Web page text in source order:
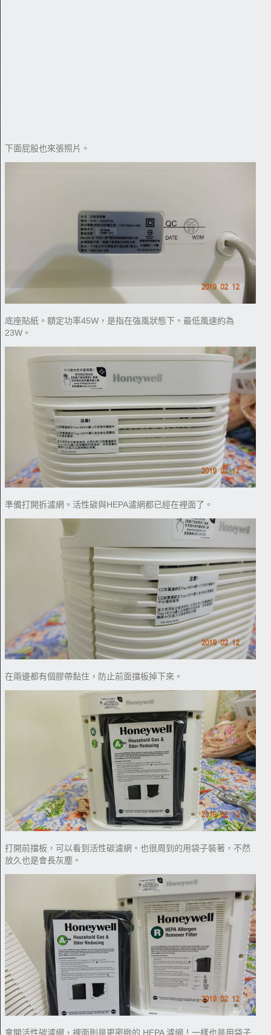
下面屁股也來張照片。
底座貼紙。額定功率45W，是指在強風狀態下。最低風速約為
23W。
準備打開拆濾網。活性碳與HEPA濾網都已經在裡面了。
在兩邊都有個膠帶黏住，防止前面擋板掉下來。
打開前擋板，可以看到活性碳濾網。也很周到的用袋子裝著，不然
放久也是會長灰塵。
拿開活性碳濾網，裡面則是更密緻的 HEPA 濾網！一樣也是用袋子